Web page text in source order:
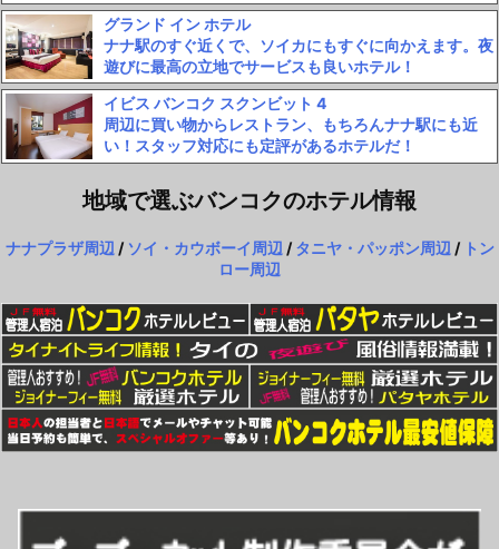
グランド イン ホテル
ナナ駅のすぐ近くで、ソイカにもすぐに向かえます。夜
遊びに最高の立地でサービスも良いホテル！
イビス バンコク スクンビット 4
周辺に買い物からレストラン、もちろんナナ駅にも近
い！スタッフ対応にも定評があるホテルだ！
地域で選ぶバンコクのホテル情報
ナナプラザ周辺 / ソイ・カウボーイ周辺 /タニヤ・パッポン周辺 / トン
ロー周辺